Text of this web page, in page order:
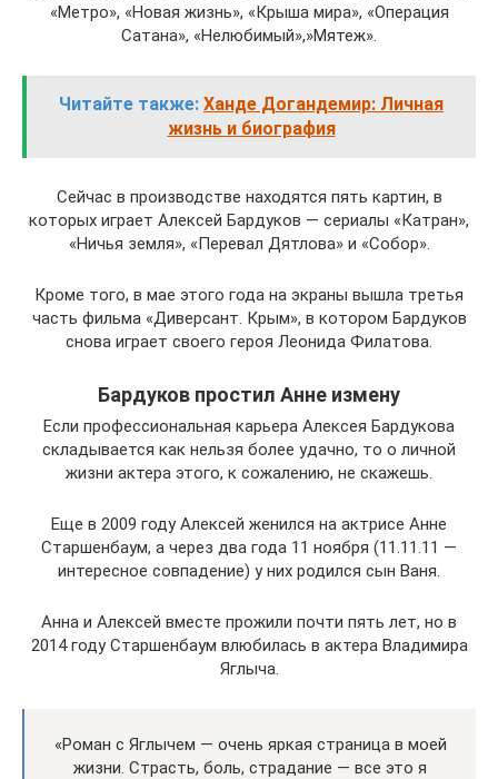
«Метро», «Новая жизнь», «Крыша мира», «Операция
Сатана», «Нелюбимый»,»Мятеж».
Читайте также: Ханде Догандемир: Личная
жизнь и биография
Сейчас в производстве находятся пять картин, в
которых играет Алексей Бардуков — сериалы «Катран»,
«Ничья земля», «Перевал Дятлова» и «Собор».
Кроме того, в мае этого года на экраны вышла третья
часть фильма «Диверсант. Крым», в котором Бардуков
снова играет своего героя Леонида Филатова.
Бардуков простил Анне измену
Если профессиональная карьера Алексея Бардукова
складывается как нельзя более удачно, то о личной
жизни актера этого, к сожалению, не скажешь.
Еще в 2009 году Алексей женился на актрисе Анне
Старшенбаум, а через два года 11 ноября (11.11.11 —
интересное совпадение) у них родился сын Ваня.
Анна и Алексей вместе прожили почти пять лет, но в
2014 году Старшенбаум влюбилась в актера Владимира
Яглыча.
«Роман с Яглычем — очень яркая страница в моей
жизни. Страсть, боль, страдание — все это я